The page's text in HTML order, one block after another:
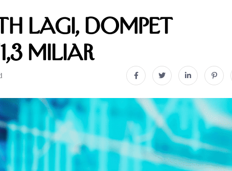
Lagi, Dompet
Miliar